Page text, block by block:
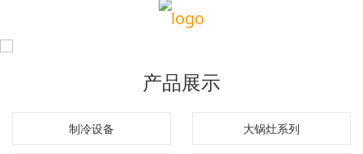
产品展示
制冷设备 大锅灶系列